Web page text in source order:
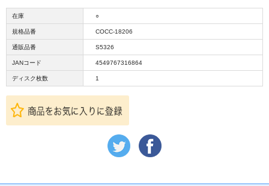
在庫 ○
規格品番 COCC-18206
通販品番 S5326
JANコード 4549767316864
ディスク枚数 1